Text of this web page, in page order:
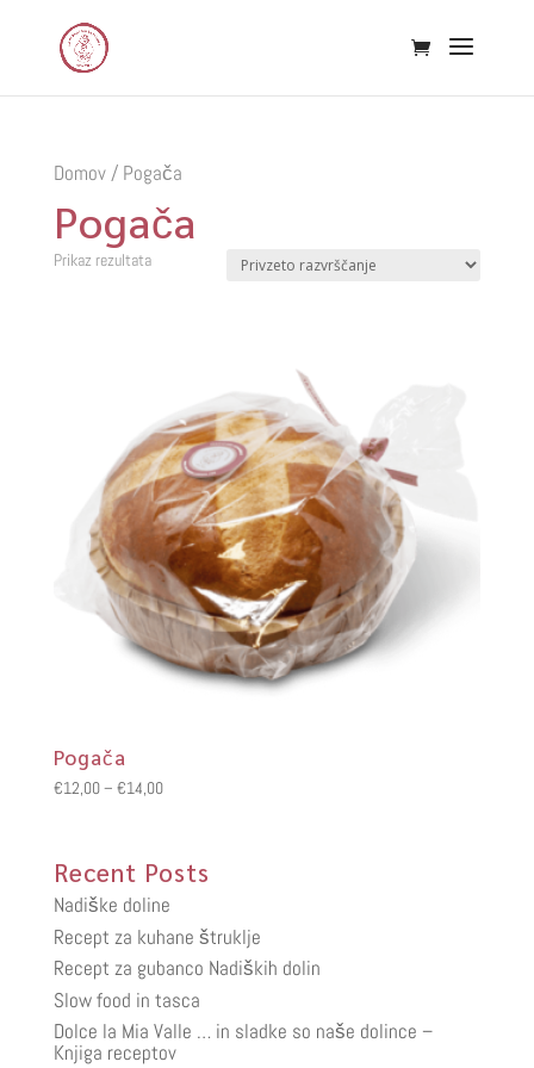
Domov/ Pogača
Pogača
Prikaz rezultata
Pogača
€12,00– €14,00Cenovni
€12,00
do
€14,00
Recent Posts
Nadiške doline
Recept za kuhane štruklje
Recept za gubanco Nadiških dolin
Slow food in tasca
Dolce la Mia Valle … in sladke so naše dolince –
Knjiga receptov